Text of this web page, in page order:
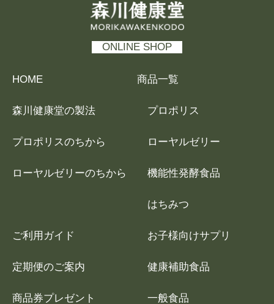
森川健康堂 MORIKAWAKENKODO
ONLINE SHOP
HOME 商品一覧
プロポリス
ローヤルゼリー
機能性発酵食品
はちみつ
お子様向けサプリ
健康補助食品
一般食品
森川健康堂の製法
プロポリスのちから
ローヤルゼリーのちから
ご利用ガイド
定期便のご案内
商品券プレゼント